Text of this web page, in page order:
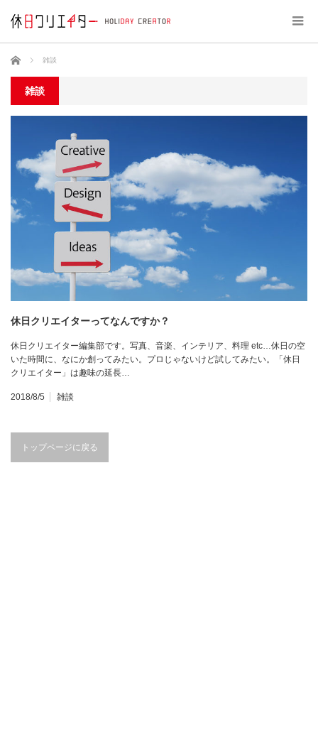
ホーム 雑談
雑談
休日クリエイターってなんですか？
休日クリエイター編集部です。写真、音楽、インテリア、料理 etc…休日の空
いた時間に、なにか創ってみたい。プロじゃないけど試してみたい。「休日
クリエイター」は趣味の延長…
2018/8/5 雑談
トップページに戻る